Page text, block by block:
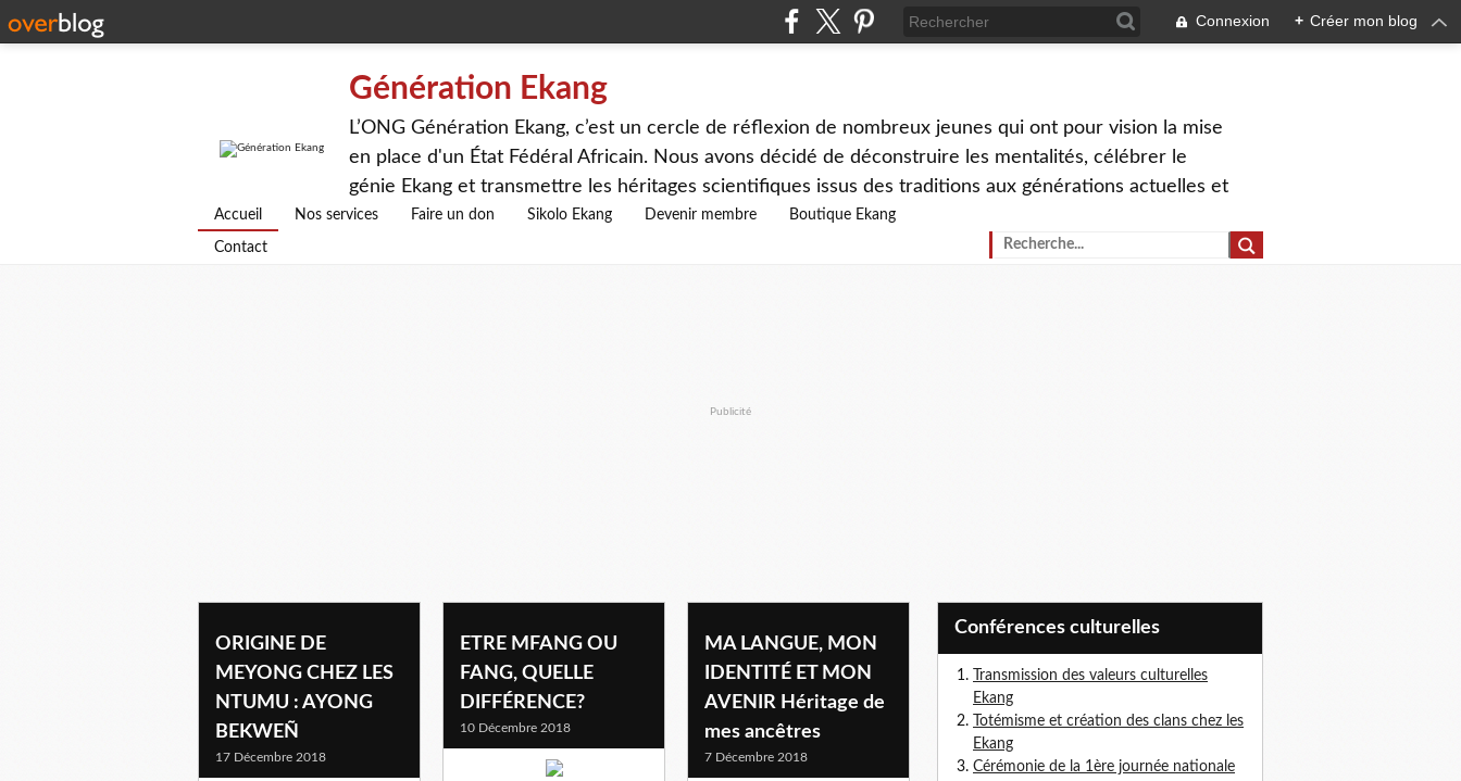
Connexion + Créer mon blog
Génération Ekang
L’ONG Génération Ekang, c’est un cercle de réflexion de nombreux jeunes qui ont pour vision la mise
en place d'un État Fédéral Africain. Nous avons décidé de déconstruire les mentalités, célébrer le
génie Ekang et transmettre les héritages scientifiques issus des traditions aux générations actuelles et
avenirs.
Accueil Nos services Faire un don Sikolo Ekang Devenir membre Boutique Ekang
Contact
Publicité
ORIGINE DE
MEYONG CHEZ LES
NTUMU : AYONG
BEKWEÑ
17 Décembre 2018
ETRE MFANG OU
FANG, QUELLE
DIFFÉRENCE?
10 Décembre 2018
MA LANGUE, MON
IDENTITÉ ET MON
AVENIR Héritage de
mes ancêtres
7 Décembre 2018
Conférences culturelles
Transmission des valeurs culturelles
Ekang
Totémisme et création des clans chez les
Ekang
Cérémonie de la 1ère journée nationale